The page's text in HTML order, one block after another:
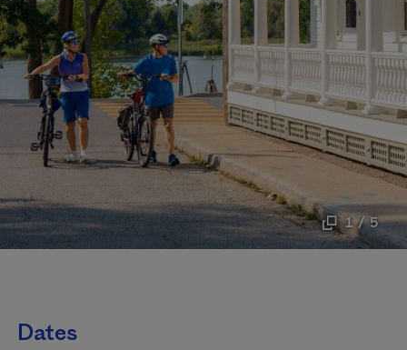
1 / 5
Dates